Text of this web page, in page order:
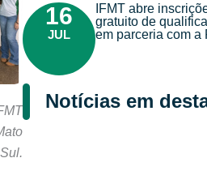
16
JUL
IFMT abre
gratuito de
em parceria com a
Notícias em